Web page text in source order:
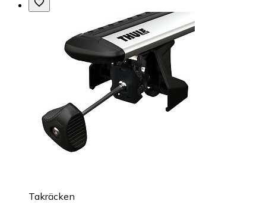
Takräcken